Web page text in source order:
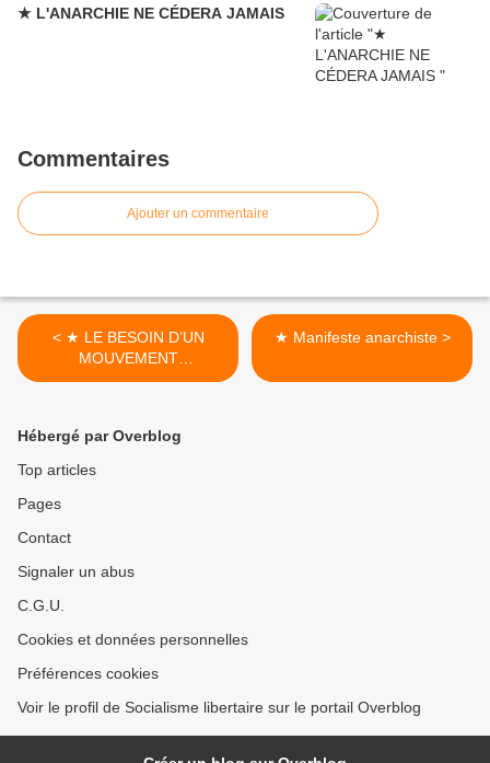
★ L'ANARCHIE NE CÉDERA JAMAIS
Commentaires
Ajouter un commentaire
< ★ LE BESOIN D’UN
MOUVEMENT
ANARCHISTE
GRAND
★ Manifeste anarchiste >
Hébergé par Overblog
Top articles
Pages
Contact
Signaler un abus
C.G.U.
Cookies et données personnelles
Préférences cookies
Voir le profil de Socialisme libertaire sur le portail Overblog